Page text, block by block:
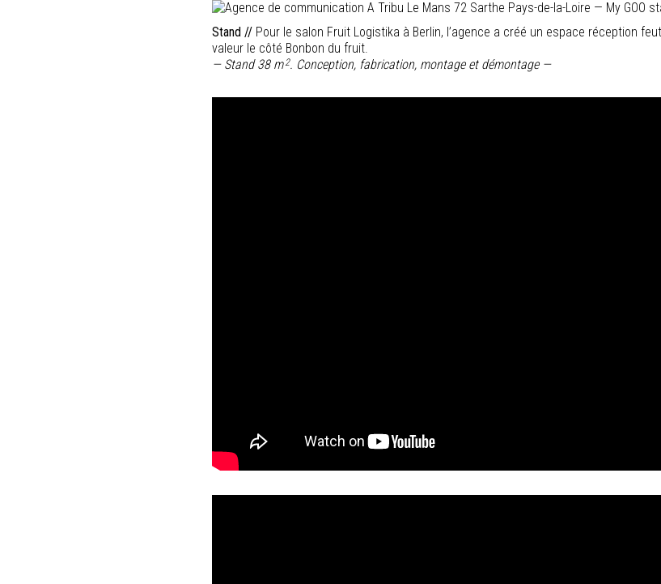
Stand // Pour le salon Fruit Logistika à Berlin, l’agence a créé un espace réception
valeur le côté Bonbon du fruit.
— Stand 38 m2. Conception, fabrication, montage et démontage —